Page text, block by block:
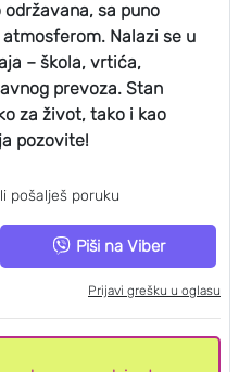
sa puno
Nalazi se u
– škola, vrtića,
prevoza. Stan
za život, tako i kao
pozovite!
pošalješ poruku
Piši na Viber
Prijavi grešku u oglasu